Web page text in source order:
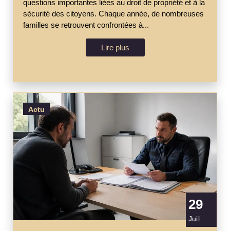
questions importantes liées au droit de propriété et à la
sécurité des citoyens. Chaque année, de nombreuses
familles se retrouvent confrontées à...
Lire plus
Actu
29
Juil